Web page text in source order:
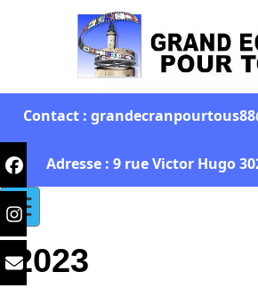
Contact :
Adresse : 9 rue Victor Hugo
2023